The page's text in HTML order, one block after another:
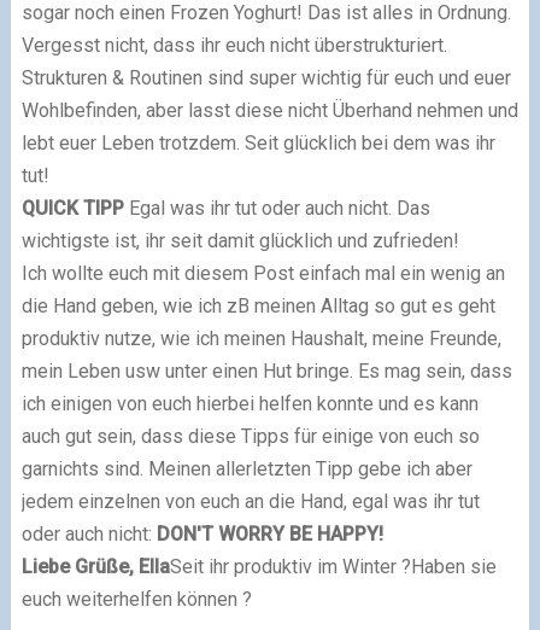
sogar noch einen Frozen Yoghurt! Das ist alles in Ordnung.
Vergesst nicht, dass ihr euch nicht überstrukturiert.
Strukturen & Routinen sind super wichtig für euch und euer
Wohlbefinden, aber lasst diese nicht Überhand nehmen und
lebt euer Leben trotzdem. Seit glücklich bei dem was ihr
tut!
QUICK TIPP Egal was ihr tut oder auch nicht. Das
wichtigste ist, ihr seit damit glücklich und zufrieden!
Ich wollte euch mit diesem Post einfach mal ein wenig an
die Hand geben, wie ich zB meinen Alltag so gut es geht
produktiv nutze, wie ich meinen Haushalt, meine Freunde,
mein Leben usw unter einen Hut bringe. Es mag sein, dass
ich einigen von euch hierbei helfen konnte und es kann
auch gut sein, dass diese Tipps für einige von euch so
garnichts sind. Meinen allerletzten Tipp gebe ich aber
jedem einzelnen von euch an die Hand, egal was ihr tut
oder auch nicht: DON'T WORRY BE HAPPY!
Liebe Grüße, EllaSeit ihr produktiv im Winter ?Haben sie
euch weiterhelfen können ?